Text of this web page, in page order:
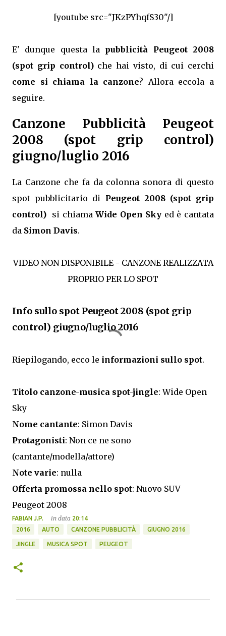
[youtube src="JKzPYhqfS30"/]
E' dunque questa la pubblicità Peugeot 2008
(spot grip control)che hai visto, di cui cerchi
come si chiama la canzone? Allora eccola a
seguire.
Canzone Pubblicità Peugeot
2008 (spot grip control)
giugno/luglio 2016
La Canzone che fa da colonna sonora di questo
spot pubblicitario di Peugeot 2008 (spot grip
control) si chiamaWide Open Sky ed è cantata
da Simon Davis.
VIDEO NON DISPONIBILE - CANZONE REALIZZATA
PROPRIO PER LO SPOT
Info sullo spot Peugeot 2008 (spot grip
control) giugno/luglio 2016
Riepilogando, ecco le informazioni sullo spot.
Titolo canzone-musica spot-jingle: Wide Open
Sky
Nome cantante: Simon Davis
Protagonisti: Non ce ne sono
(cantante/modella/attore)
Note varie: nulla
Offerta promossa nello spot: Nuovo SUV
Peugeot 2008
FABIAN J.P. in data 20:14
2016
AUTO CANZONE PUBBLICITÀ GIUGNO 2016
JINGLE MUSICA SPOT PEUGEOT